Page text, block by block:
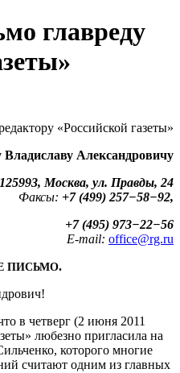
главреду
«Российской газеты»
Александровичу
125993, Москва, ул. Правды, 24
Факсы: +7 (499) 257−58−92,
+7 (495) 973−22−56
E-mail: office@rg.ru
ПИСЬМО.
в четверг (2 июня 2011
любезно пригласила на
которого многие
считают одним из главных